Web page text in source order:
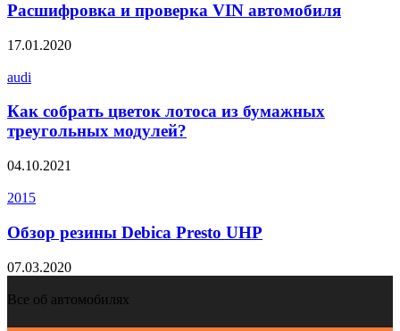
Расшифровка и проверка VIN автомобиля
17.01.2020
audi
Как собрать цветок лотоса из бумажных
треугольных модулей?
04.10.2021
2015
Обзор резины Debica Presto UHP
07.03.2020
Все об автомобилях